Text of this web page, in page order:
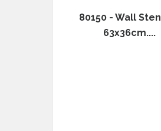
80150 - Wall
63x36cm....